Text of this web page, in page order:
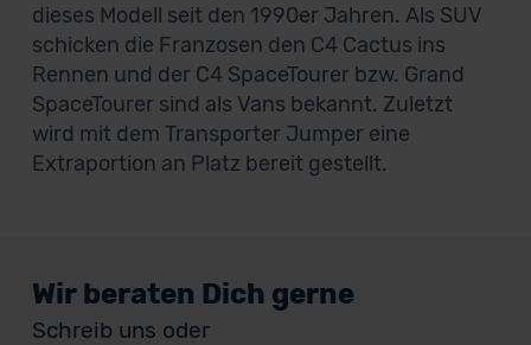
dieses Modell seit den 1990er Jahren. Als SUV
schicken die Franzosen den C4 Cactus ins
Rennen und der C4 SpaceTourer bzw. Grand
SpaceTourer sind als Vans bekannt. Zuletzt
wird mit dem Transporter Jumper eine
Extraportion an Platz bereit gestellt.
Wir beraten Dich gerne
Schreib uns oder